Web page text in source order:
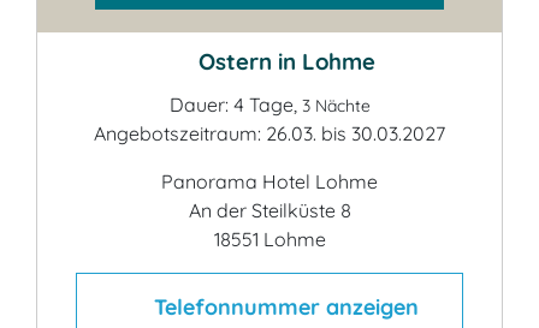
Ostern in Lohme
Dauer: 4 Tage, 3 Nächte
Angebotszeitraum: 26.03. bis 30.03.2027
Panorama Hotel Lohme
An der Steilküste 8
18551 Lohme
Telefonnummer anzeigen